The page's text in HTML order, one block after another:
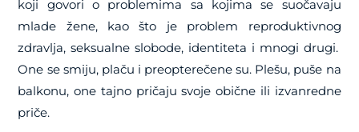
koji govori o problemima sa kojima se suočavaju
mlade žene, kao što je problem reproduktivnog
zdravlja, seksualne slobode, identiteta i mnogi drugi.
One se smiju, plaču i preopterečene su. Plešu, puše na
balkonu, one tajno pričaju svoje obične ili izvanredne
priče.